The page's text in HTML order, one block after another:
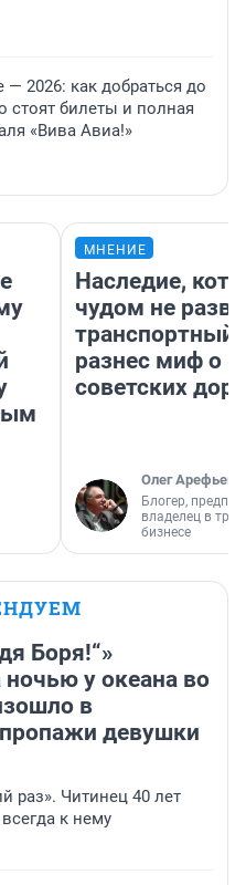
2026: как добраться до
стоят билеты и полная
«Вива Авиа!»
МНЕНИЕ
Наследие,
чудом не
транспортный
разнес миф о
советских
Олег Арефьев
Блогер,
владелец в
бизнесе
Боря!“»
у океана во
в
девушки
раз». Читинец 40 лет
к нему